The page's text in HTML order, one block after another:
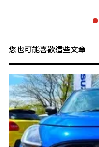
您也可能喜歡這些文章